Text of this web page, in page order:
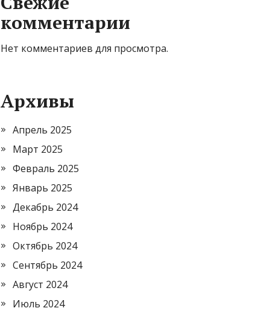
комментарии
Нет комментариев для просмотра.
Архивы
Апрель 2025
Март 2025
Февраль 2025
Январь 2025
Декабрь 2024
Ноябрь 2024
Октябрь 2024
Сентябрь 2024
Август 2024
Июль 2024